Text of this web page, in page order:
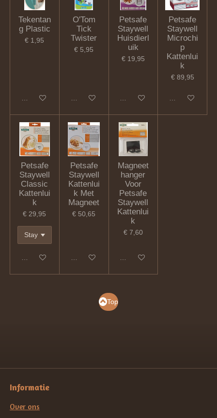
Tekentan
g Plastic
€ 1,95
In winkelwagen
O'Tom
Tick
Twister
€ 5,95
In winkelwagen
Petsafe
Staywell
Huisdierl
uik
€ 19,95
In winkelwagen
Petsafe
Staywell
Microchi
p
Kattenlui
k
€ 89,95
In winkelwagen
Petsafe
Staywell
Classic
Kattenlui
k
€ 29,95
In winkelwagen
Petsafe
Staywell
Kattenlui
k Met
Magneet
€ 50,65
In winkelwagen
Magneet
hanger
Voor
Petsafe
Staywell
Kattenlui
k
€ 7,60
In winkelwagen
Top
Informatie
Over ons